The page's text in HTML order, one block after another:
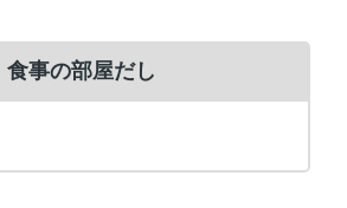
食事の部屋だし